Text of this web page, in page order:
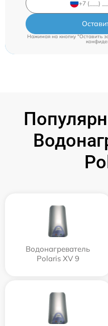
Нажимая на кнопку "Оставить
Водонагреватель
Polaris XV 9